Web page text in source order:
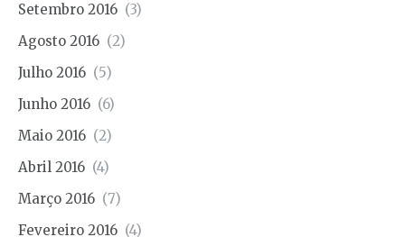
Setembro 2016 (3)
Agosto 2016 (2)
Julho 2016 (5)
Junho 2016 (6)
Maio 2016 (2)
Abril 2016 (4)
Março 2016 (7)
Fevereiro 2016 (4)